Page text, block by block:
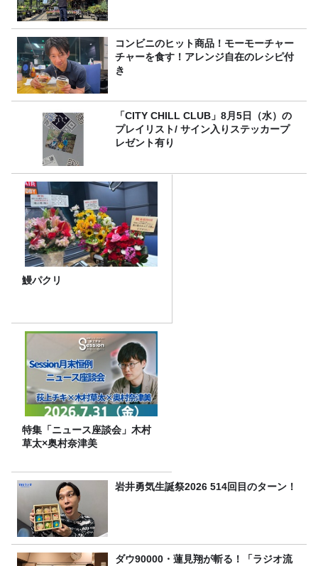
コンビニのヒット商品！モーモーチャー
チャーを食す！アレンジ自在のレシピ付
き
「CITY CHILL CLUB」8月5日（水）の
プレイリスト/ サイン入りステッカープ
レゼント有り
鰻パクリ
特集「ニュース座談会」木村
草太×奥村奈津美
岩井勇気生誕祭2026 514回目のターン！
ダウ90000・蓮見翔が斬る！「ラジオ流